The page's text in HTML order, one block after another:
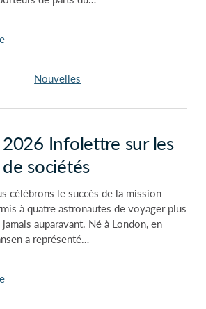
Nouvelles
Infolettre sur les
sociétés
célébrons le succès de la mission
à quatre astronautes de voyager plus
auparavant. Né à London, en
a représenté…